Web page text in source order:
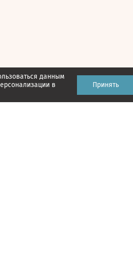
данным
в
Принять